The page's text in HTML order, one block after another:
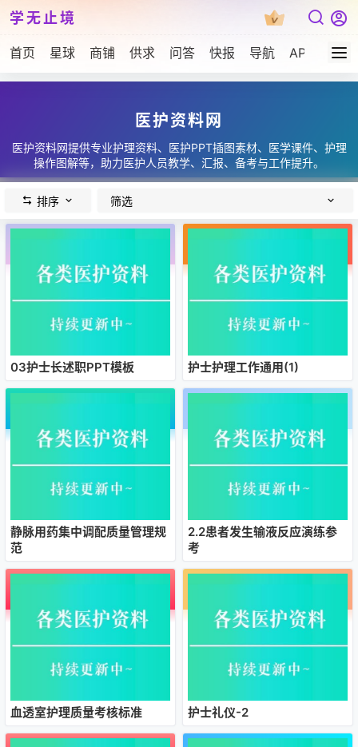
学无止境
首页 星球 商铺 供求 问答 快报 导航 APP下载
医护资料网
医护资料网提供专业护理资料、医护PPT插图素材、医学课件、护理
操作图解等，助力医护人员教学、汇报、备考与工作提升。
排序 筛选
03护士长述职PPT模板 护士护理工作通用(1)
静脉用药集中调配质量管理规
范
2.2患者发生输液反应演练参
考
血透室护理质量考核标准 护士礼仪-2